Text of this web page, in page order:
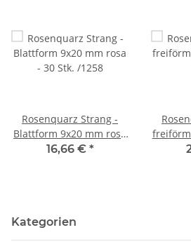
Rosenquarz Strang -
Blattform 9x20 mm rosa
- 30 Stk. /1258
16,66 € *
10x14
Kategorien